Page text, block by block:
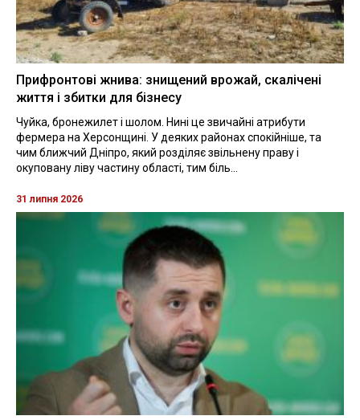
Прифронтові жнива: знищений врожай, скалічені
життя і збитки для бізнесу
Чуйка, бронежилет і шолом. Нині це звичайні атрибути
фермера на Херсонщині. У деяких районах спокійніше, та
чим ближчий Дніпро, який розділяє звільнену праву і
окуповану ліву частину області, тим біль...
31 липня 2026